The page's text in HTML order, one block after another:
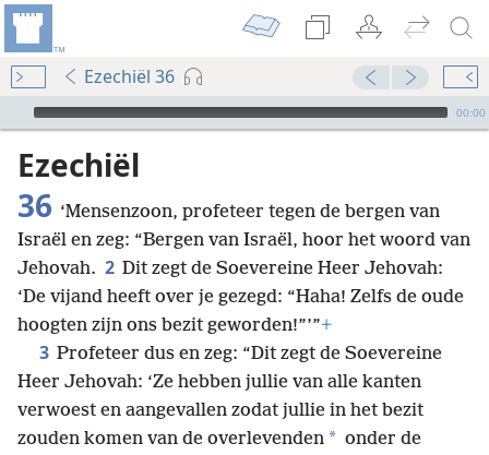
Ezechiël 36
Audio Player
00:00
Ezechiël
36 ‘Mensenzoon, profeteer tegen de bergen van
Israël en zeg: “Bergen van Israël, hoor het woord van
Jehovah. 2 Dit zegt de Soevereine Heer Jehovah:
‘De vijand heeft over je gezegd: “Haha! Zelfs de oude
hoogten zijn ons bezit geworden!”’”+
3 Profeteer dus en zeg: “Dit zegt de Soevereine
Heer Jehovah: ‘Ze hebben jullie van alle kanten
verwoest en aangevallen zodat jullie in het bezit
zouden komen van de overlevenden * onder de